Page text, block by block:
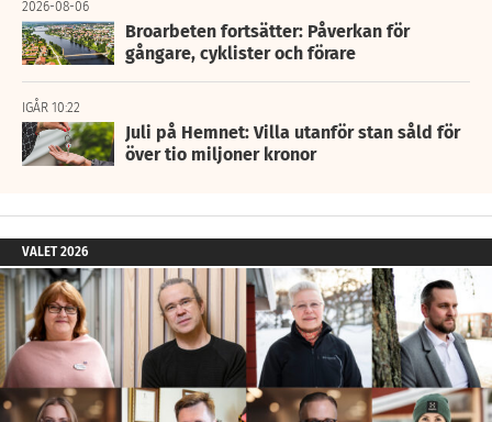
2026-08-06
Broarbeten fortsätter: Påverkan för
gångare, cyklister och förare
IGÅR 10:22
Juli på Hemnet: Villa utanför stan såld för
över tio miljoner kronor
VALET 2026